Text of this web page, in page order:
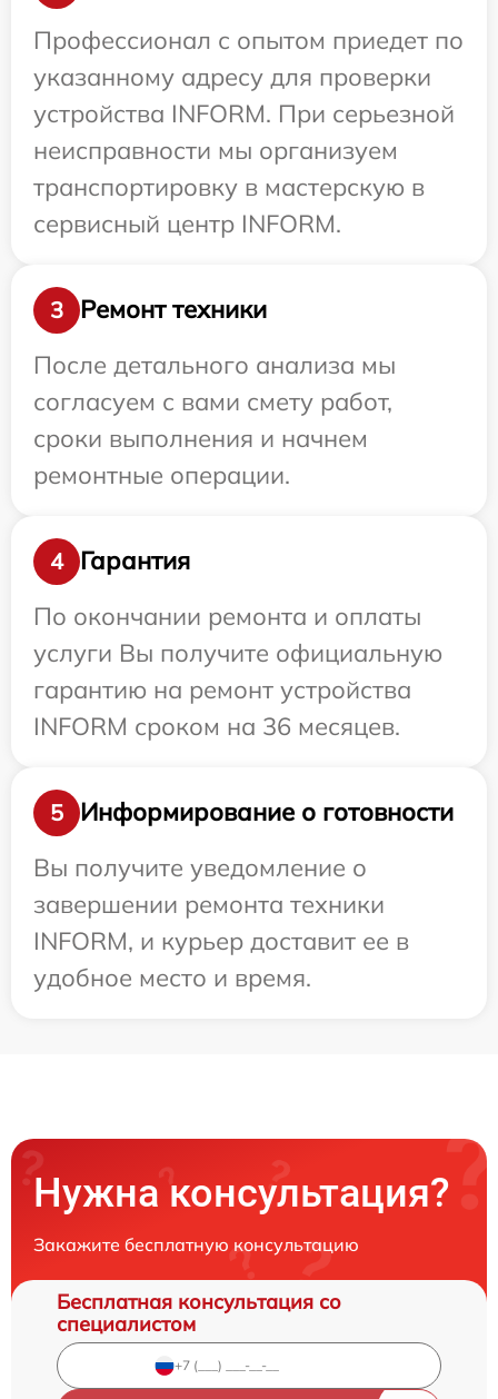
Профессионал с опытом приедет по
указанному адресу для проверки
устройства INFORM. При серьезной
неисправности мы организуем
транспортировку в мастерскую в
сервисный центр INFORM.
3
Ремонт техники
После детального анализа мы
согласуем с вами смету работ,
сроки выполнения и начнем
ремонтные операции.
4
Гарантия
По окончании ремонта и оплаты
услуги Вы получите официальную
гарантию на ремонт устройства
INFORM сроком на 36 месяцев.
5
Информирование о готовности
Вы получите уведомление о
завершении ремонта техники
INFORM, и курьер доставит ее в
удобное место и время.
Нужна консультация?
Закажите бесплатную консультацию
Бесплатная консультация со
специалистом